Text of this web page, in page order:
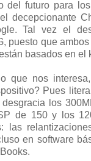
del futuro para
decepcionante
Tal vez el
puesto que
basados en el
que nos
Pues
los
de 150 y los
las
en software